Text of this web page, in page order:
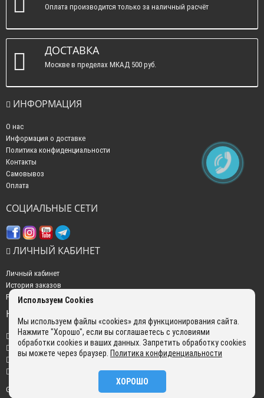
Оплата производится только за наличный расчёт
ДОСТАВКА
Москве в пределах МКАД 500 руб.
ИНФОРМАЦИЯ
О нас
Информация о доставке
Политика конфиденциальности
Контакты
Самовывоз
Оплата
СОЦИАЛЬНЫЕ СЕТИ
ЛИЧНЫЙ КАБИНЕТ
Личный кабинет
История заказов
Рассылка новостей
НАШИ КОНТАКТЫ
+7 (499) 350-22-51
sales@gokyo.ru
пн. - пт. : с 10:00 до 18:00 сб. c 10:00 до 14:00 воскресенье : выходной.
г. Москва, Россия, Улица Сущёвский Вал, 5 с20
GOKYO © 2026
Используем Cookies
Мы используем файлы «cookies» для функционирования сайта.
Нажмите "Хорошо", если вы соглашаетесь с условиями
обработки cookies и ваших данных. Запретить обработку cookies
вы можете через браузер. Политика конфиденциальности
ХОРОШО